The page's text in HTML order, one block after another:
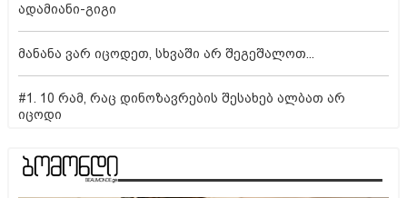
ადამიანი-გიგი
მანანა ვარ იცოდეთ, სხვაში არ შეგეშალოთ...
#1. 10 რამ, რაც დინოზავრების შესახებ ალბათ არ
იცოდი